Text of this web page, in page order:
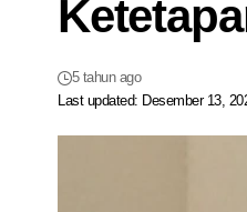
Last updated: Desember 13,
5 tahun ago